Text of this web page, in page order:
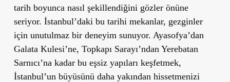
tarih boyunca nasıl şekillendiğini gözler önüne
seriyor. İstanbul’daki bu tarihi mekanlar, gezginler
için unutulmaz bir deneyim sunuyor. Ayasofya’dan
Galata Kulesi’ne, Topkapı Sarayı’ndan Yerebatan
Sarnıcı’na kadar bu eşsiz yapıları keşfetmek,
İstanbul’un büyüsünü daha yakından hissetmenizi